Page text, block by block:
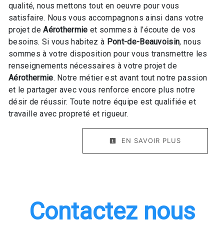
qualité, nous mettons tout en oeuvre pour vous
satisfaire. Nous vous accompagnons ainsi dans votre
projet deAérothermie et sommes à l’écoute de vos
besoins. Si vous habitez à Pont-de-Beauvoisin, nous
sommes à votre disposition pour vous transmettre les
renseignements nécessaires à votre projet de
Aérothermie. Notre métier est avant tout notre passion
et le partager avec vous renforce encore plus notre
désir de réussir. Toute notre équipe est qualifiée et
travaille avec propreté et rigueur.
EN SAVOIR PLUS
Contactez nous